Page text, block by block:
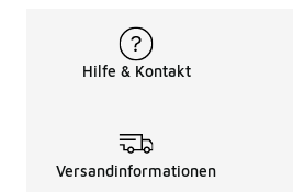
Hilfe & Kontakt
Versandinformationen